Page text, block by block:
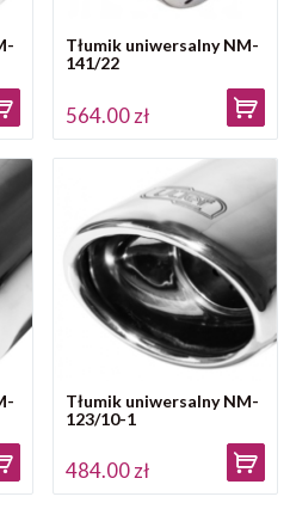
Tłumik uniwersalny NM-
141/22
564.00 zł
Tłumik uniwersalny NM-
123/10-1
484.00 zł